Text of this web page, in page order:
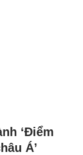
‘Điểm
Á’